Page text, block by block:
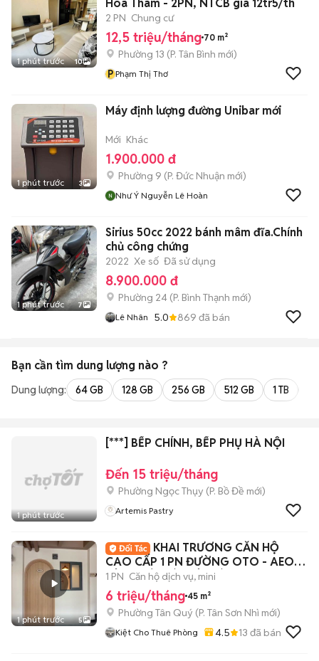
1 phút trước 10
Hoa Thám - 2PN, NTCB giá 12tr5/th
2 PN Chung cư
12,5 triệu/tháng 70 m²
Phường 13 (P. Tân Bình mới)
P Phạm Thị Thơ
1 phút trước 3
Máy định lượng đường Unibar mới
Mới Khác
1.900.000 đ
Phường 9 (P. Đức Nhuận mới)
Như Ý Nguyễn Lê Hoàn
1 phút trước 7
Sirius 50cc 2022 bánh mâm đĩa.Chính
chủ công chứng
2022 Xe số Đã sử dụng
8.900.000 đ
Phường 24 (P. Bình Thạnh mới)
Lê Nhân 5.0 869 đã bán
Bạn cần tìm dung lượng nào ?
Dung lượng: 64 GB 128 GB 256 GB 512 GB 1 TB
1 phút trước
[***] BẾP CHÍNH, BẾP PHỤ HÀ NỘI
Đến 15 triệu/tháng
Phường Ngọc Thụy (P. Bồ Đề mới)
Artemis Pastry
1 phút trước 5
KHAI TRƯƠNG CĂN HỘ
CAO CẤP 1 PN ĐƯỜNG OTO - AEON
TÂN PHÚ GIÁP TÂN BÌNH
1 PN Căn hộ dịch vụ, mini
6 triệu/tháng 45 m²
Phường Tân Quý (P. Tân Sơn Nhì mới)
Kiệt Cho Thuê Phòng 4.5 13 đã bán